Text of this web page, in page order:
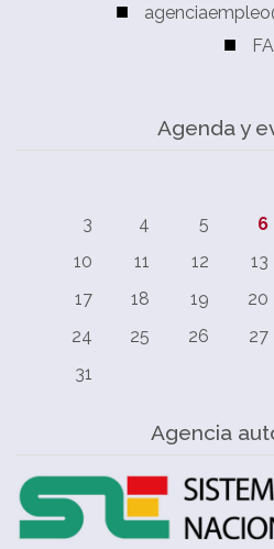
Agenda y
3
4 5 6
10
11 12 13
17
18 19 20
24
25 26 27
31
Agencia